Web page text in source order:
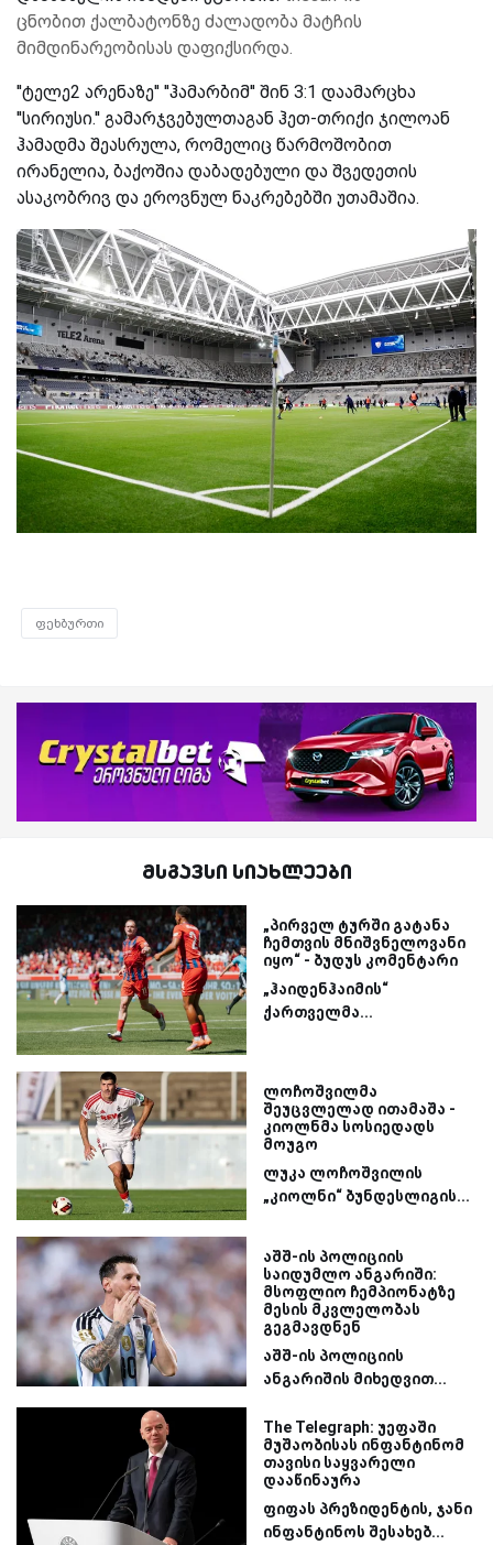
ცნობით ქალბატონზე ძალადობა მატჩის
მიმდინარეობისას დაფიქსირდა.
''ტელე2 არენაზე'' ''ჰამარბიმ'' შინ 3:1 დაამარცხა
''სირიუსი.'' გამარჯვებულთაგან ჰეთ-თრიქი ჯილოან
ჰამადმა შეასრულა, რომელიც წარმოშობით
ირანელია, ბაქოშია დაბადებული და შვედეთის
ასაკობრივ და ეროვნულ ნაკრებებში უთამაშია.
ფეხბურთი
მსგავსი სიახლეები
„პირველ ტურში გატანა
ჩემთვის მნიშვნელოვანი
იყო“ - ბუდუს კომენტარი
„ჰაიდენჰაიმის“
ქართველმა...
ლოჩოშვილმა
შეუცვლელად ითამაშა -
კიოლნმა სოსიედადს
მოუგო
ლუკა ლოჩოშვილის
„კიოლნი“ ბუნდესლიგის...
აშშ-ის პოლიციის
საიდუმლო ანგარიში:
მსოფლიო ჩემპიონატზე
მესის მკვლელობას
გეგმავდნენ
აშშ-ის პოლიციის
ანგარიშის მიხედვით...
The Telegraph: უეფაში
მუშაობისას ინფანტინომ
თავისი საყვარელი
დააწინაურა
ფიფას პრეზიდენტის, ჯანი
ინფანტინოს შესახებ...